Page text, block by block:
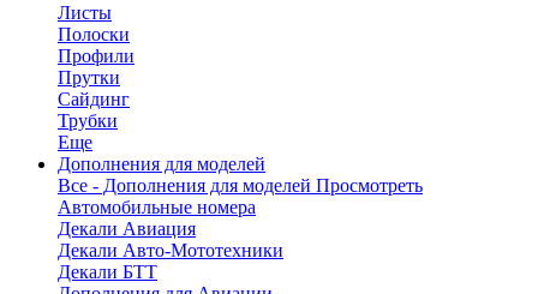
Листы
Полоски
Профили
Прутки
Сайдинг
Трубки
Еще
Дополнения для моделей
Все - Дополнения для моделей Просмотреть
Автомобильные номера
Декали Авиация
Декали Авто-Мототехники
Декали БТТ